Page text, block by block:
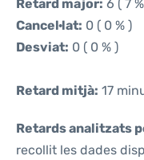
Retard major: 6 ( 7
Cancel·lat: 0 ( 0 % )
Desviat: 0 ( 0 % )
Retard mitjà: 17
Retards analitzats
recollit les dades